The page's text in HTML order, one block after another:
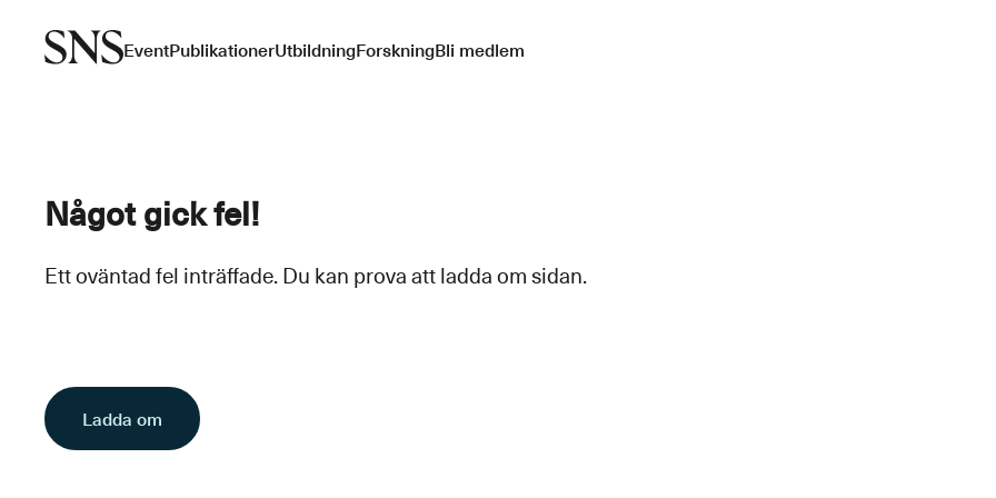
EventPublikationerUtbildningForskningBli medlem
Något gick fel!
Ett oväntad fel inträffade. Du kan prova att ladda om sidan.
Ladda om